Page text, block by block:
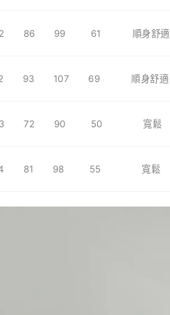
86 99 61 順身舒適
93 107 69 順身舒適
72 90 50 寬鬆
81 98 55 寬鬆